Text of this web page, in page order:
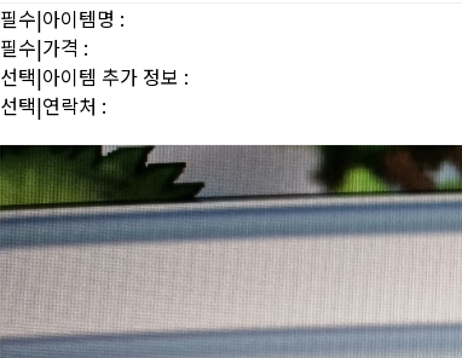
필수|아이템명 :
필수|가격 :
선택|아이템 추가 정보 :
선택|연락처 :